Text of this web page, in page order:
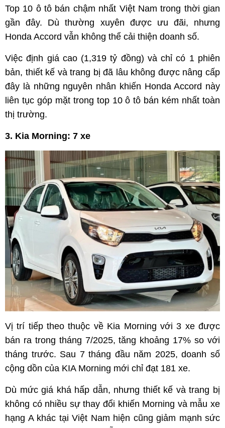
Top 10 ô tô bán chậm nhất Việt Nam trong thời gian
gần đây. Dù thường xuyên được ưu đãi, nhưng
Honda Accord vẫn không thể cải thiện doanh số.
Việc định giá cao (1,319 tỷ đồng) và chỉ có 1 phiên
bản, thiết kế và trang bị đã lâu không được nâng cấp
đây là những nguyên nhân khiến Honda Accord này
liên tục góp mặt trong top 10 ô tô bán kém nhất toàn
thị trường.
3. Kia Morning: 7 xe
Vị trí tiếp theo thuộc về Kia Morning với 3 xe được
bán ra trong tháng 7/2025, tăng khoảng 17% so với
tháng trước. Sau 7 tháng đầu năm 2025, doanh số
cộng dồn của KIA Morning mới chỉ đạt 181 xe.
Dù mức giá khá hấp dẫn, nhưng thiết kế và trang bị
không có nhiều sự thay đổi khiến Morning và mẫu xe
hạng A khác tại Việt Nam hiện cũng giảm mạnh sức